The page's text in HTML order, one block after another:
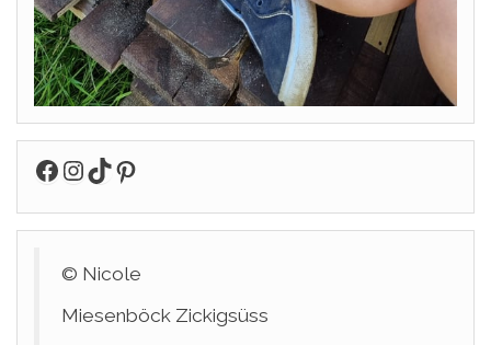
Facebook
Instagram
TikTok
Pinterest
© Nicole
Miesenböck Zickigsüss